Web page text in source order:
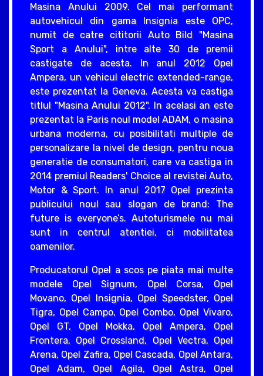
Masina Anului 2009. Cel mai performant
autovehicul din gama Insignia este OPC,
numit de catre cititorii Auto Bild "Masina
Sport a Anului", intre alte 30 de premii
castigate de acesta. In anul 2012 Opel
Ampera, un vehicul electric extended-range,
este prezentat la Geneva. Acesta va castiga
titlul "Masina Anului 2012". In acelasi an este
prezentat la Paris noul model ADAM, o masina
urbana moderna, cu posibilitati multiple de
personalizare la nivel de design, pentru noua
generatie de consumatori, care va castiga in
2014 premiul Readers' Choice al revistei Auto,
Motor & Sport. In anul 2017 Opel prezinta
publicului noul sau slogan de brand: The
future is everyone’s. Autoturismele nu mai
sunt in centrul atentiei, ci mobilitatea
oamenilor.
Producatorul Opel a scos pe piata mai multe
modele Opel Signum, Opel Corsa, Opel
Movano, Opel Insignia, Opel Speedster, Opel
Tigra, Opel Campo, Opel Combo, Opel Vivaro,
Opel GT, Opel Mokka, Opel Ampera, Opel
Frontera, Opel Crossland, Opel Vectra, Opel
Arena, Opel Zafira, Opel Cascada, Opel Antara,
Opel Adam, Opel Agila, Opel Astra, Opel